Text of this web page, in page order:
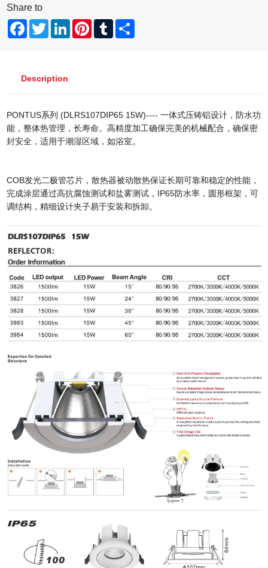
Share to
FacebookTwitterLinkedInPinterestTumblrShare
Description
PONTUS系列 (DLRS107DIP65 15W)---- 一体式压铸铝设计，防水功
能，整体热管理，长寿命。高精度加工确保完美的机械配合，确保密
封安全，适用于潮湿区域，如浴室。
COB发光二极管芯片，散热器被动散热保证长期可靠和稳定的性能，
完成涂层通过高抗腐蚀测试和盐雾测试，IP65防水率，圆形框架，可
调结构，精细设计夹子易于安装和拆卸。